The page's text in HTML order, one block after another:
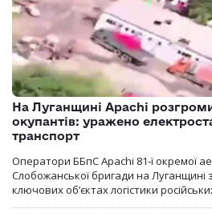
На Луганщині Apachi
окупантів: уражено
транспорт
Оператори ББпС Apachi 81-ї окремої
Слобожанської бригади на Луганщині
ключових об’єктах логістики